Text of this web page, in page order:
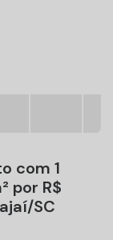
com 1
por R$
SC